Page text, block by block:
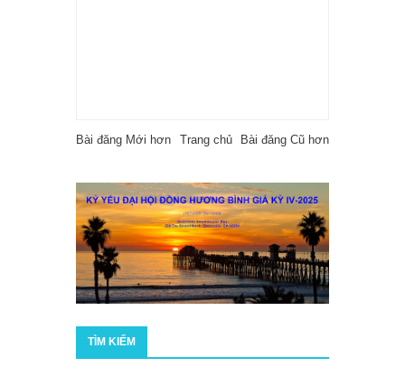
Bài đăng Mới hơn Bài đăng Cũ hơn
Trang chủ
TÌM KIẾM